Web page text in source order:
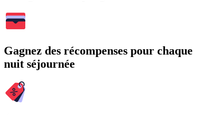
Gagnez des récompenses pour chaque
nuit séjournée